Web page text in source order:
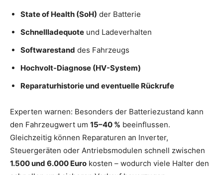
State of Health (SoH) der Batterie
Schnellladequote und Ladeverhalten
Softwarestand des Fahrzeugs
Hochvolt-Diagnose (HV-System)
Reparaturhistorie und eventuelle Rückrufe
Experten warnen: Besonders der Batteriezustand kann
den Fahrzeugwert um 15–40 % beeinflussen.
Gleichzeitig können Reparaturen an Inverter,
Steuergeräten oder Antriebsmodulen schnell zwischen
1.500 und 6.000 Euro kosten – wodurch viele Halter den